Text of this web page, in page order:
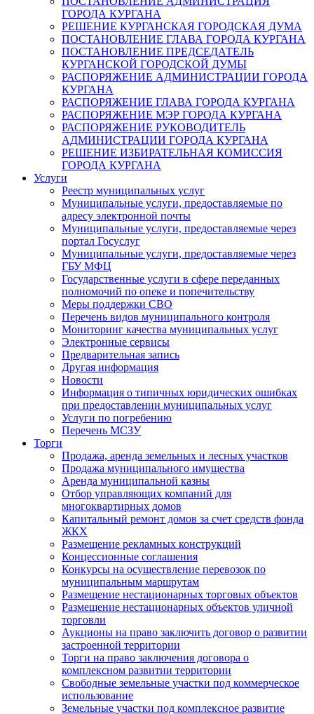
ГОРОДА КУРГАНА
РЕШЕНИЕ КУРГАНСКАЯ ГОРОДСКАЯ ДУМА
ПОСТАНОВЛЕНИЕ ГЛАВА ГОРОДА КУРГАНА
ПОСТАНОВЛЕНИЕ ПРЕДСЕДАТЕЛЬ
КУРГАНСКОЙ ГОРОДСКОЙ ДУМЫ
РАСПОРЯЖЕНИЕ АДМИНИСТРАЦИИ ГОРОДА
КУРГАНА
РАСПОРЯЖЕНИЕ ГЛАВА ГОРОДА КУРГАНА
РАСПОРЯЖЕНИЕ МЭР ГОРОДА КУРГАНА
РАСПОРЯЖЕНИЕ РУКОВОДИТЕЛЬ
АДМИНИСТРАЦИИ ГОРОДА КУРГАНА
РЕШЕНИЕ ИЗБИРАТЕЛЬНАЯ КОМИССИЯ
ГОРОДА КУРГАНА
Услуги
Реестр муниципальных услуг
Муниципальные услуги, предоставляемые по
адресу электронной почты
Муниципальные услуги, предоставляемые через
портал Госуслуг
Муниципальные услуги, предоставляемые через
ГБУ МФЦ
Государственные услуги в сфере переданных
полномочий по опеке и попечительству
Меры поддержки СВО
Перечень видов муниципального контроля
Мониторинг качества муниципальных услуг
Электронные сервисы
Предварительная запись
Другая информация
Новости
Информация о типичных юридических ошибках
при предоставлении муниципальных услуг
Услуги по погребению
Перечень МСЗУ
Торги
Продажа, аренда земельных и лесных участков
Продажа муниципального имущества
Аренда муниципальной казны
Отбор управляющих компаний для
многоквартирных домов
Капитальный ремонт домов за счет средств фонда
ЖКХ
Размещение рекламных конструкций
Концессионные соглашения
Конкурсы на осуществление перевозок по
муниципальным маршрутам
Размещение нестационарных торговых объектов
Размещение нестационарных объектов уличной
торговли
Аукционы на право заключить договор о развитии
застроенной территории
Торги на право заключения договора о
комплексном развитии территории
Свободные земельные участки под коммерческое
использование
Земельные участки под комплексное развитие